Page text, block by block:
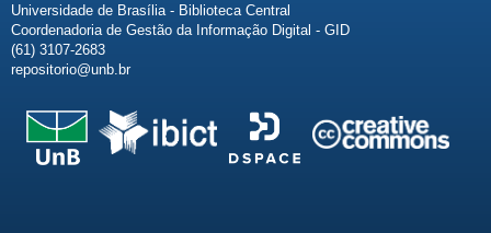
Universidade de Brasília - Biblioteca Central
Coordenadoria de Gestão da Informação Digital - GID
(61) 3107-2683
repositorio@unb.br